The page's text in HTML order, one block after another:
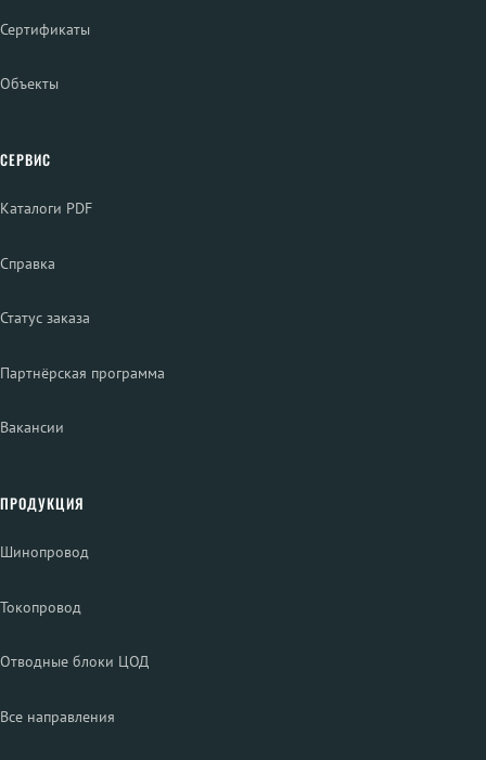
Сертификаты
Объекты
СЕРВИС
Каталоги PDF
Справка
Статус заказа
Партнёрская программа
Вакансии
ПРОДУКЦИЯ
Шинопровод
Токопровод
Отводные блоки ЦОД
Все направления